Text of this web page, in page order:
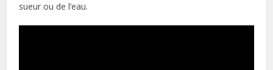
sueur ou de l’eau.